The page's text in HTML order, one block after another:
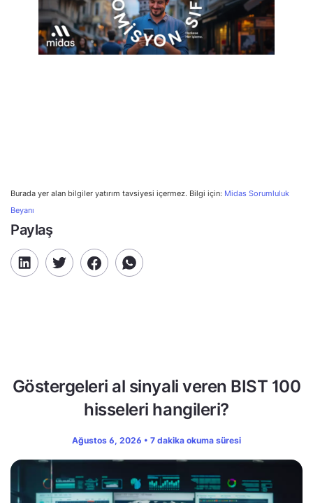
Burada yer alan bilgiler yatırım tavsiyesi içermez. Bilgi için: Midas Sorumluluk
Beyanı
Paylaş
Göstergeleri al sinyali veren BIST 100
hisseleri hangileri?
Ağustos 6, 2026 • 7 dakika okuma süresi